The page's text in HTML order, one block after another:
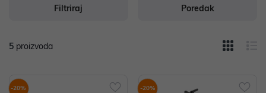
Filtriraj Poredak
5 proizvoda
-20% -20%